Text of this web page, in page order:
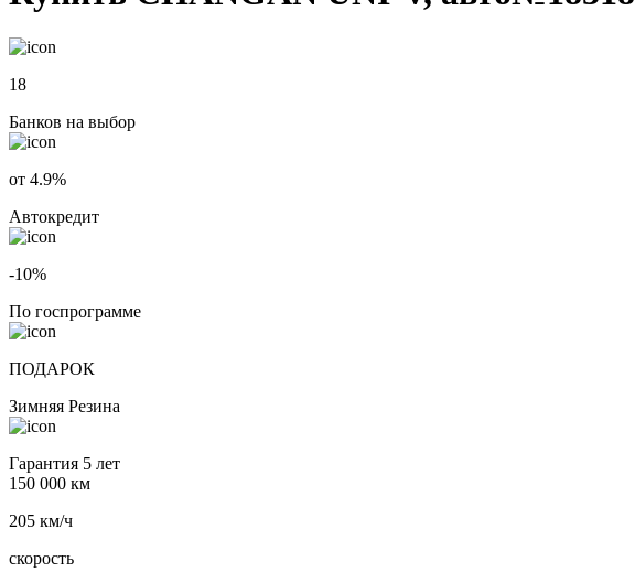
18
Банков на выбор
от 4.9%
Автокредит
-10%
По госпрограмме
ПОДАРОК
Зимняя Резина
Гарантия 5 лет
150 000 км
205 км/ч
скорость